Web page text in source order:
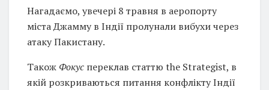
Нагадаємо, увечері 8 травня в аеропорту
міста Джамму в Індії пролунали вибухи через
атаку Пакистану.
Також Фокус переклав статтю the Strategist, в
якій розкриваються питання конфлікту Індії